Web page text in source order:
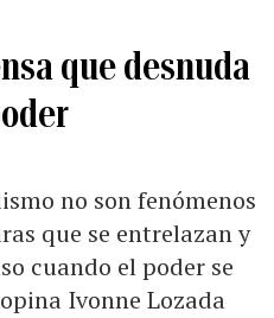
que desnuda
no son fenómenos
que se entrelazan y
cuando el poder se
Ivonne Lozada